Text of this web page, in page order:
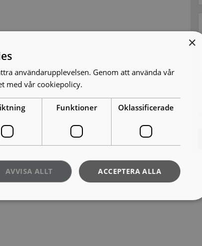
×
användarupplevelsen. Genom att använda vår
med vår cookiepolicy.
Funktioner Oklassificerade
ACCEPTERA ALLA
AVVISA ALLT